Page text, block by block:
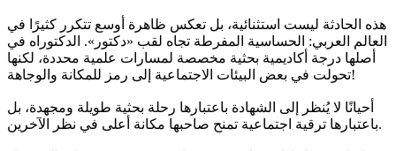
هذه الحادثة ليست استثنائية، بل تعكس ظاهرة أوسع تتكرر كثيرًا في
العالم العربي: الحساسية المفرطة تجاه لقب «دكتور». الدكتوراه في
أصلها درجة أكاديمية بحثية مخصصة لمسارات علمية محددة، لكنها
تحولت في بعض البيئات الاجتماعية إلى رمز للمكانة والوجاهة!
أحيانًا لا يُنظر إلى الشهادة باعتبارها رحلة بحثية طويلة ومجهدة، بل
باعتبارها ترقية اجتماعية تمنح صاحبها مكانة أعلى في نظر الآخرين.